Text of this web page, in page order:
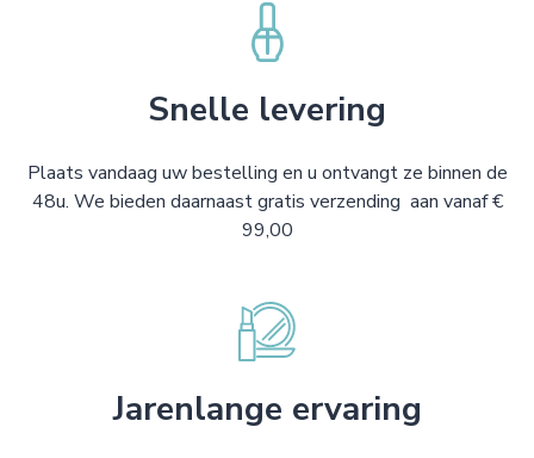
Snelle levering
Plaats vandaag uw bestelling en u ontvangt ze binnen de
48u. We bieden daarnaast gratis verzending aan vanaf €
99,00
Jarenlange ervaring